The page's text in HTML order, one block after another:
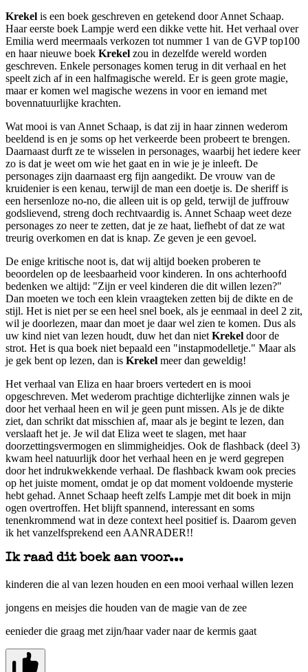
Krekel is een boek geschreven en getekend door Annet Schaap.
Haar eerste boek Lampje werd een dikke vette hit. Het verhaal over
Emilia werd meermaals verkozen tot nummer 1 van de GVP top100
en haar nieuwe boek Krekel zou in dezelfde wereld worden
geschreven. Enkele personages komen terug in dit verhaal en het
speelt zich af in een halfmagische wereld. Er is geen grote magie,
maar er komen wel magische wezens in voor en iemand met
bovennatuurlijke krachten.
Wat mooi is van Annet Schaap, is dat zij in haar zinnen wederom
beeldend is en je soms op het verkeerde been probeert te brengen.
Daarnaast durft ze te wisselen in personages, waarbij het iedere keer
zo is dat je weet om wie het gaat en in wie je je inleeft. De
personages zijn daarnaast erg fijn aangedikt. De vrouw van de
kruidenier is een kenau, terwijl de man een doetje is. De sheriff is
een hersenloze no-no, die alleen uit is op geld, terwijl de juffrouw
godslievend, streng doch rechtvaardig is. Annet Schaap weet deze
personages zo neer te zetten, dat je ze haat, liefhebt of dat ze wat
treurig overkomen en dat is knap. Ze geven je een gevoel.
De enige kritische noot is, dat wij altijd boeken proberen te
beoordelen op de leesbaarheid voor kinderen. In ons achterhoofd
bedenken we altijd: "Zijn er veel kinderen die dit willen lezen?"
Dan moeten we toch een klein vraagteken zetten bij de dikte en de
stijl. Het is niet per se een heel snel boek, als je eenmaal in deel 2 zit,
wil je doorlezen, maar dan moet je daar wel zien te komen. Dus als
uw kind niet van lezen houdt, duw het dan nietKrekel door de
strot. Het is qua boek niet bepaald een "instapmodelletje." Maar als
je gek bent op lezen, dan is Krekel meer dan geweldig!
Het verhaal van Eliza en haar broers vertedert en is mooi
opgeschreven. Met wederom prachtige dichterlijke zinnen wals je
door het verhaal heen en wil je geen punt missen. Als je de dikte
ziet, dan schrikt dat misschien af, maar als je begint te lezen, dan
verslaaft het je. Je wil dat Eliza weet te slagen, met haar
doorzettingsvermogen en slimmigheidjes. Ook de flashback (deel 3)
kwam heel natuurlijk door het verhaal heen en je werd gegrepen
door het indrukwekkende verhaal. De flashback kwam ook precies
op het juiste moment, omdat je op dat moment voldoende mysterie
hebt gehad. Annet Schaap heeft zelfs Lampje met dit boek in mijn
ogen overtroffen. Het blijft spannend, interessant en soms
tenenkrommend wat in deze context heel positief is. Daarom geven
ik het vanzelfsprekend een AANRADER!!
Ik raad dit boek aan voor...
kinderen die al van lezen houden en een mooi verhaal willen lezen
jongens en meisjes die houden van de magie van de zee
eenieder die graag met zijn/haar vader naar de kermis gaat